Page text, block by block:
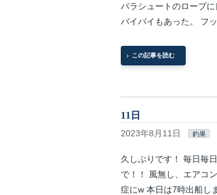
パラシュートのロープ
バイバイもあった。 フ
この記事を読む
11日
2023年8月11日 釣果
久しぶりです！ 毎日毎
で！！ 風無し、エアコ
症にw 本日は7時出船し